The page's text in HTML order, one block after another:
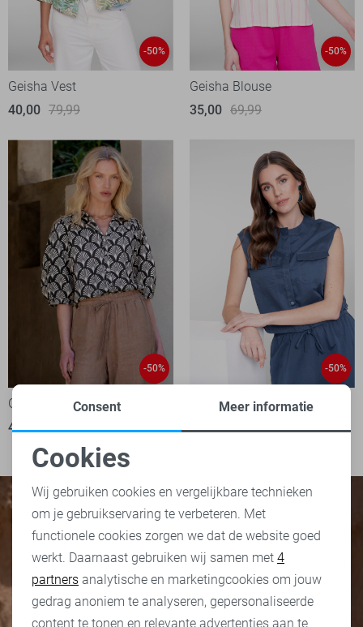
-50%
Geisha Vest
40,00 79,99
-50%
Geisha Blouse
35,00 69,99
-50%
Geisha Blouse
40,00 79,99
-50%
Geisha Gilet
1
Noodzakelijke cookies
Personalisatie cookies
Analytische cookies
Marketing cookies
Consent Meer informatie
Cookies
Wij gebruiken cookies en vergelijkbare technieken
om je gebruikservaring te verbeteren. Met
functionele cookies zorgen we dat de website goed
werkt. Daarnaast gebruiken wij samen met 4
partners analytische en marketingcookies om jouw
gedrag anoniem te analyseren, gepersonaliseerde
content te tonen en relevante advertenties aan te